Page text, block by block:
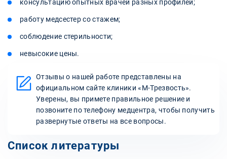
консультацию опытных врачей разных профилей;
работу медсестер со стажем;
соблюдение стерильности;
невысокие цены.
Отзывы о нашей работе представлены на
официальном сайте клиники «М-Трезвость».
Уверены, вы примете правильное решение и
позвоните по телефону медцентра, чтобы получить
развернутые ответы на все вопросы.
Список литературы